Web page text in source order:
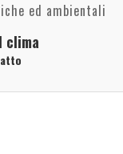
ed ambientali
clima